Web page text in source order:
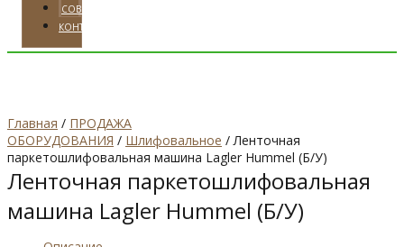
СОВЕТЫ
КОНТАКТЫ
Главная / ПРОДАЖА
ОБОРУДОВАНИЯ / Шлифовальное / Ленточная
паркетошлифовальная машина Lagler Hummel (Б/У)
Ленточная паркетошлифовальная
машина Lagler Hummel (Б/У)